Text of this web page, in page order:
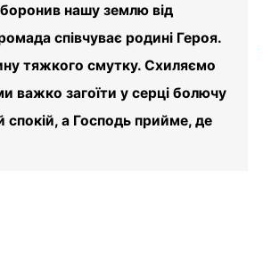
боронив нашу землю від
співчуває родині Героя.
тяжкого смутку. Схиляємо
важко загоїти у серці болючу
спокій, а Господь прийме, де